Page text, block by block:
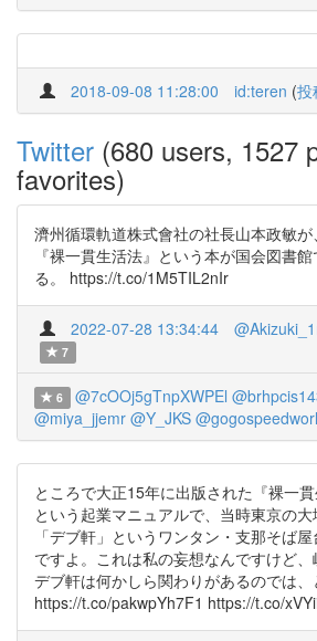
2018-09-08 11:28:00 id:teren (投
Twitter (680 users, 1527
favorites)
濟州循環軌道株式會社の社長山本政敏
『裸一貫生活法』という本が国会図書
る。 https://t.co/1M5TIL2nIr
2022-07-28 13:34:44
7
6 @7cOOj5gTnpXWPEl
@miya_jjemr @Y_JKS
ところで大正15年に出版された『裸一貫
という起業マニュアルで、当時東京の
「デブ軒」というワンタン・支那そば
ですよ。これは私の妄想なんですけど
デブ軒は何かしら関わりがあるのでは、
https://t.co/pakwpYh7F1 https://t.co/